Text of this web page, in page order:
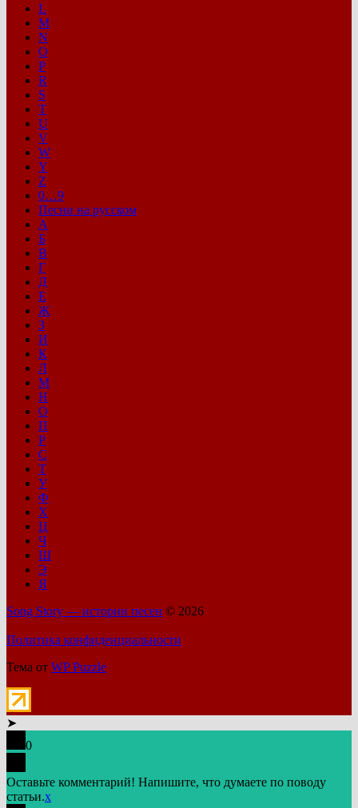
L
M
N
O
P
R
S
T
U
V
W
Y
Z
0…9
Песни на русском
А
Б
В
Г
Д
Е
Ж
З
И
К
Л
М
Н
О
П
Р
С
Т
У
Ф
Х
Ц
Ч
Ш
Э
Я
Song Story — истории песен © 2026
Политика конфиденциальности
Тема от WP Puzzle
➤
0
Оставьте комментарий! Напишите, что думаете по поводу
статьи.x